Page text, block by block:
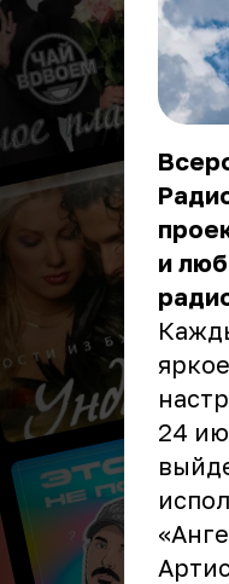
и
24